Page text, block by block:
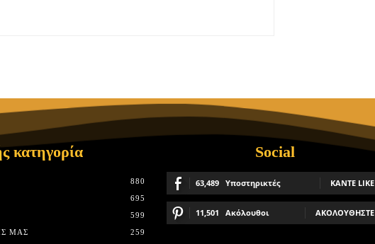
κατηγορία
880
695
599
ΜΑΣ
259
Social
63,489 Υποστηρικτές ΚΆΝΤΕ LIKE
11,501 Ακόλουθοι ΑΚΟΛΟΥΘΉΣΤΕ